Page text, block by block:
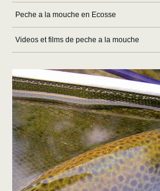
Peche a la mouche en Ecosse
Videos et films de peche a la mouche